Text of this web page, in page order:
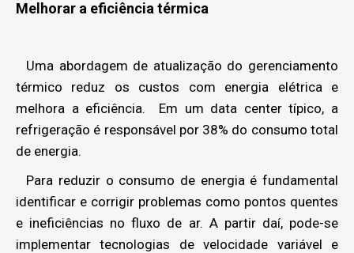
Melhorar a eficiência térmica
Uma abordagem de atualização do gerenciamento
térmico reduz os custos com energia elétrica e
melhora a eficiência. Em um data center típico, a
refrigeração é responsável por 38% do consumo total
de energia.
Para reduzir o consumo de energia é fundamental
identificar e corrigir problemas como pontos quentes
e ineficiências no fluxo de ar. A partir daí, pode-se
implementar tecnologias de velocidade variável e